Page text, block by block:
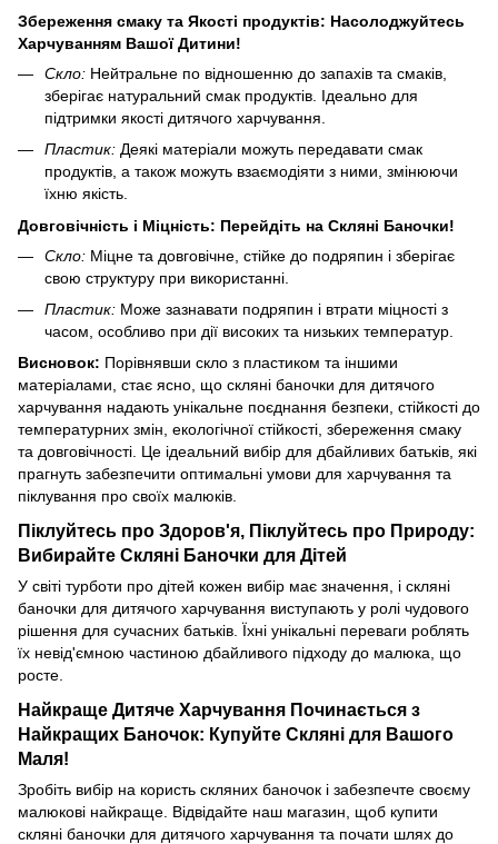
Збереження смаку та Якості продуктів: Насолоджуйтесь
Харчуванням Вашої Дитини!
Скло: Нейтральне по відношенню до запахів та смаків,
зберігає натуральний смак продуктів. Ідеально для
підтримки якості дитячого харчування.
Пластик: Деякі матеріали можуть передавати смак
продуктів, а також можуть взаємодіяти з ними, змінюючи
їхню якість.
Довговічність і Міцність: Перейдіть на Скляні Баночки!
Скло: Міцне та довговічне, стійке до подряпин і зберігає
свою структуру при використанні.
Пластик: Може зазнавати подряпин і втрати міцності з
часом, особливо при дії високих та низьких температур.
Висновок: Порівнявши скло з пластиком та іншими
матеріалами, стає ясно, що скляні баночки для дитячого
харчування надають унікальне поєднання безпеки, стійкості до
температурних змін, екологічної стійкості, збереження смаку
та довговічності. Це ідеальний вибір для дбайливих батьків, які
прагнуть забезпечити оптимальні умови для харчування та
піклування про своїх малюків.
Піклуйтесь про Здоров'я, Піклуйтесь про Природу:
Вибирайте Скляні Баночки для Дітей
У світі турботи про дітей кожен вибір має значення, і скляні
баночки для дитячого харчування виступають у ролі чудового
рішення для сучасних батьків. Їхні унікальні переваги роблять
їх невід'ємною частиною дбайливого підходу до малюка, що
росте.
Найкраще Дитяче Харчування Починається з
Найкращих Баночок: Купуйте Скляні для Вашого
Маля!
Зробіть вибір на користь скляних баночок і забезпечте своєму
малюкові найкраще. Відвідайте наш магазин, щоб купити
скляні баночки для дитячого харчування та почати шлях до